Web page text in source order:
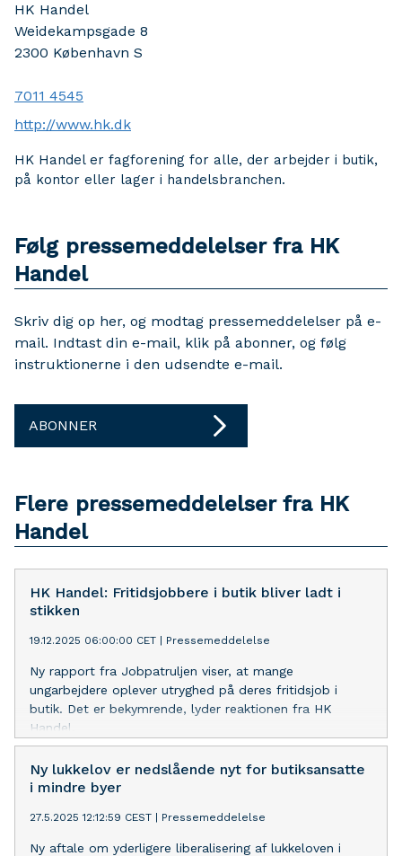
HK Handel
Weidekampsgade 8
2300 København S
7011 4545
http://www.hk.dk
HK Handel er fagforening for alle, der arbejder i butik,
på kontor eller lager i handelsbranchen.
Følg pressemeddelelser fra HK
Handel
Skriv dig op her, og modtag pressemeddelelser på e-
mail. Indtast din e-mail, klik på abonner, og følg
instruktionerne i den udsendte e-mail.
ABONNER
Flere pressemeddelelser fra HK
Handel
HK Handel: Fritidsjobbere i butik bliver ladt i
stikken
19.12.2025 06:00:00 CET Pressemeddelelse
Ny rapport fra Jobpatruljen viser, at mange
ungarbejdere oplever utryghed på deres fritidsjob i
butik. Det er bekymrende, lyder reaktionen fra HK
Handel.
Ny lukkelov er nedslående nyt for butiksansatte
i mindre byer
27.5.2025 12:12:59 CEST Pressemeddelelse
Ny aftale om yderligere liberalisering af lukkeloven i